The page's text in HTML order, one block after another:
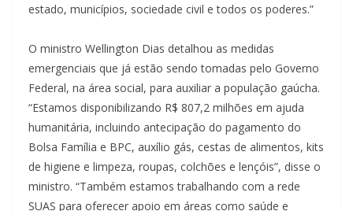
estado, municípios, sociedade civil e todos os poderes.”
O ministro Wellington Dias detalhou as medidas
emergenciais que já estão sendo tomadas pelo Governo
Federal, na área social, para auxiliar a população gaúcha.
“Estamos disponibilizando R$ 807,2 milhões em ajuda
humanitária, incluindo antecipação do pagamento do
Bolsa Família e BPC, auxílio gás, cestas de alimentos, kits
de higiene e limpeza, roupas, colchões e lençóis”, disse o
ministro. “Também estamos trabalhando com a rede
SUAS para oferecer apoio em áreas como saúde e